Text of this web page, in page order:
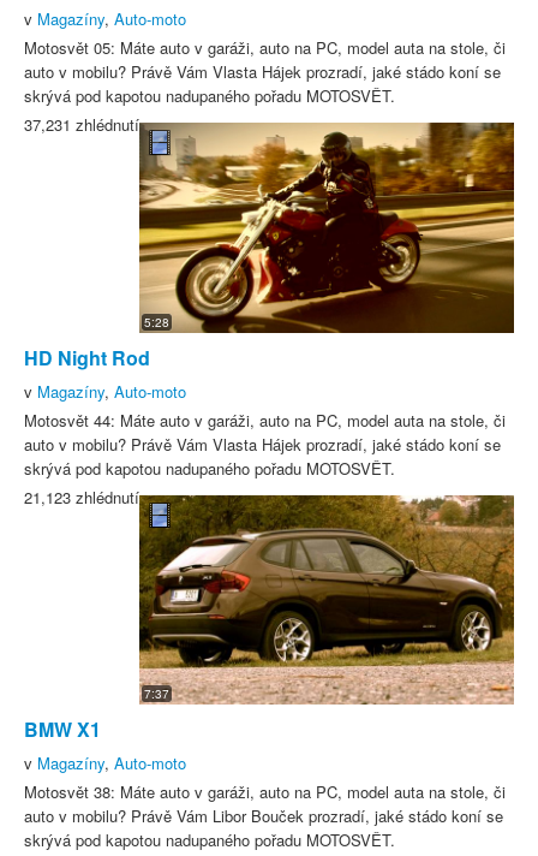
v Magazíny, Auto-moto
Motosvět 05: Máte auto v garáži, auto na PC, model auta na stole, či
auto v mobilu? Právě Vám Vlasta Hájek prozradí, jaké stádo koní se
skrývá pod kapotou nadupaného pořadu MOTOSVĚT.
37,231 zhlédnutí
5:28
HD Night Rod
v Magazíny, Auto-moto
Motosvět 44: Máte auto v garáži, auto na PC, model auta na stole, či
auto v mobilu? Právě Vám Vlasta Hájek prozradí, jaké stádo koní se
skrývá pod kapotou nadupaného pořadu MOTOSVĚT.
21,123 zhlédnutí
7:37
BMW X1
v Magazíny, Auto-moto
Motosvět 38: Máte auto v garáži, auto na PC, model auta na stole, či
auto v mobilu? Právě Vám Libor Bouček prozradí, jaké stádo koní se
skrývá pod kapotou nadupaného pořadu MOTOSVĚT.